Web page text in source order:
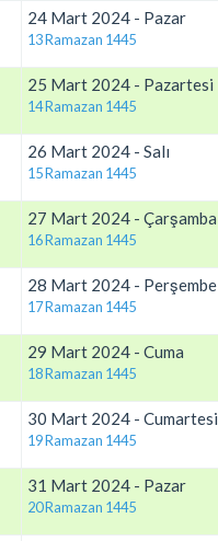
24 Mart 2024 - Pazar
13 Ramazan 1445
25 Mart 2024 - Pazartesi
14 Ramazan 1445
26 Mart 2024 - Salı
15 Ramazan 1445
27 Mart 2024 - Çarşamba
16 Ramazan 1445
28 Mart 2024 - Perşembe
17 Ramazan 1445
29 Mart 2024 - Cuma
18 Ramazan 1445
30 Mart 2024 - Cumartesi
19 Ramazan 1445
31 Mart 2024 - Pazar
20 Ramazan 1445